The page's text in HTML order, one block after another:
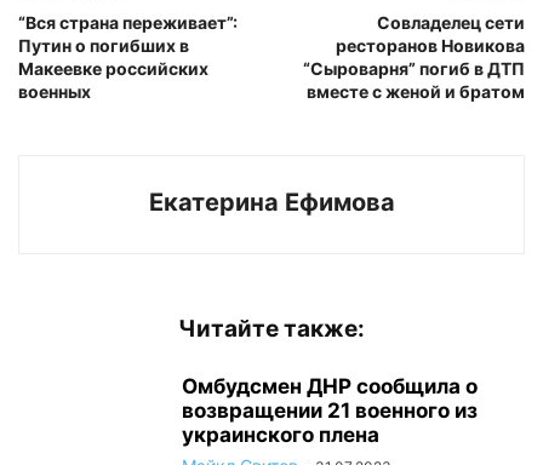
“Вся страна переживает”:
Путин о погибших в
Макеевке российских
военных
Совладелец сети
ресторанов Новикова
“Сыроварня” погиб в ДТП
вместе с женой и братом
Екатерина Ефимова
Читайте также:
Омбудсмен ДНР сообщила о
возвращении 21 военного из
украинского плена